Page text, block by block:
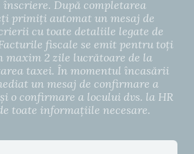
După completarea
primiți automat un mesaj de
cu toate detaliile legate de
fiscale se emit pentru toți
2 zile lucrătoare de la
taxei. În momentul încasării
un mesaj de confirmare a
o confirmare a locului dvs. la HR
toate informațiile necesare.